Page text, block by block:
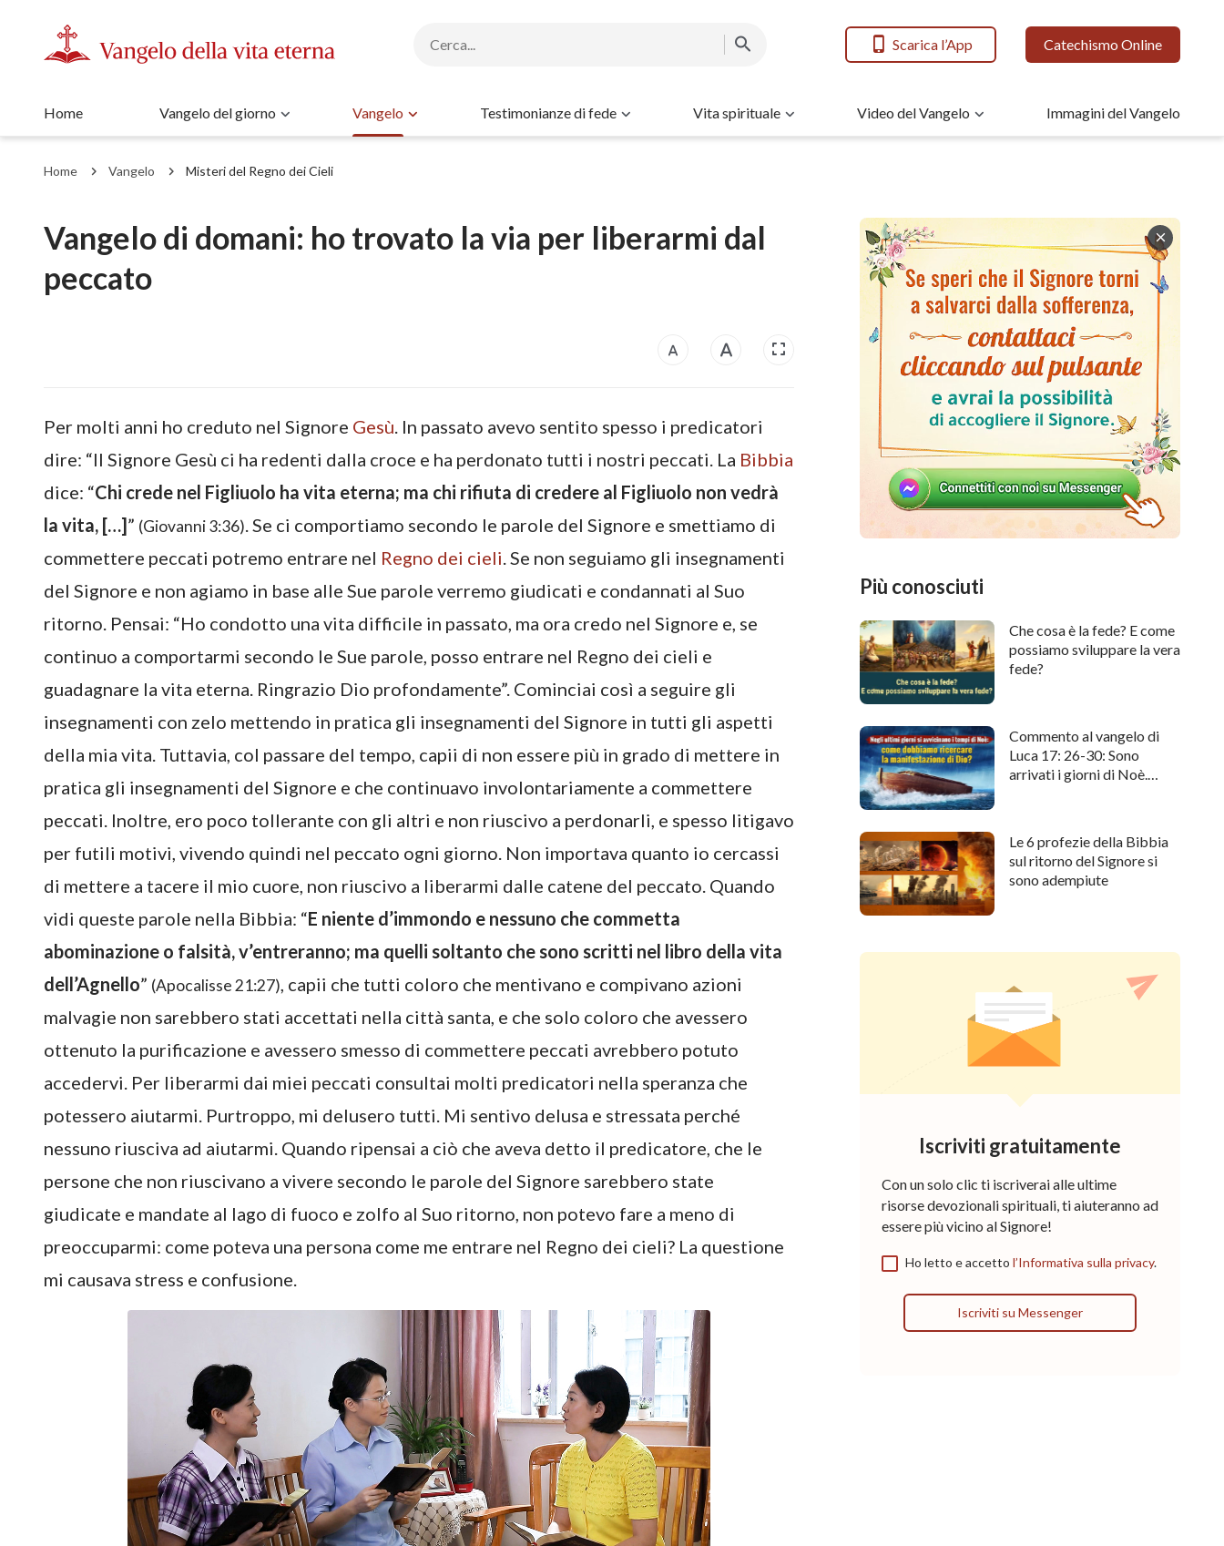
Scarica l’App Catechismo Online
Home Vangelo del giorno Vangelo Testimonianze di fede Vita spirituale Video del Vangelo Immagini del Vangelo
Home Vangelo Misteri del Regno dei Cieli
Vangelo di domani: ho trovato la via per liberarmi dal
peccato
Per molti anni ho creduto nel Signore Gesù. In passato avevo sentito spesso i predicatori
dire: “Il Signore Gesù ci ha redenti dalla croce e ha perdonato tutti i nostri peccati. La Bibbia
dice: “Chi crede nel Figliuolo ha vita eterna; ma chi rifiuta di credere al Figliuolo non vedrà
la vita, […]” (Giovanni 3:36). Se ci comportiamo secondo le parole del Signore e smettiamo di
commettere peccati potremo entrare nel Regno dei cieli. Se non seguiamo gli insegnamenti
del Signore e non agiamo in base alle Sue parole verremo giudicati e condannati al Suo
ritorno. Pensai: “Ho condotto una vita difficile in passato, ma ora credo nel Signore e, se
continuo a comportarmi secondo le Sue parole, posso entrare nel Regno dei cieli e
guadagnare la vita eterna. Ringrazio Dio profondamente”. Cominciai così a seguire gli
insegnamenti con zelo mettendo in pratica gli insegnamenti del Signore in tutti gli aspetti
della mia vita. Tuttavia, col passare del tempo, capii di non essere più in grado di mettere in
pratica gli insegnamenti del Signore e che continuavo involontariamente a commettere
peccati. Inoltre, ero poco tollerante con gli altri e non riuscivo a perdonarli, e spesso litigavo
per futili motivi, vivendo quindi nel peccato ogni giorno. Non importava quanto io cercassi
di mettere a tacere il mio cuore, non riuscivo a liberarmi dalle catene del peccato. Quando
vidi queste parole nella Bibbia: “E niente d’immondo e nessuno che commetta
abominazione o falsità, v’entreranno; ma quelli soltanto che sono scritti nel libro della vita
dell’Agnello” (Apocalisse 21:27), capii che tutti coloro che mentivano e compivano azioni
malvagie non sarebbero stati accettati nella città santa, e che solo coloro che avessero
ottenuto la purificazione e avessero smesso di commettere peccati avrebbero potuto
accedervi. Per liberarmi dai miei peccati consultai molti predicatori nella speranza che
potessero aiutarmi. Purtroppo, mi delusero tutti. Mi sentivo delusa e stressata perché
nessuno riusciva ad aiutarmi. Quando ripensai a ciò che aveva detto il predicatore, che le
persone che non riuscivano a vivere secondo le parole del Signore sarebbero state
giudicate e mandate al lago di fuoco e zolfo al Suo ritorno, non potevo fare a meno di
preoccuparmi: come poteva una persona come me entrare nel Regno dei cieli? La questione
mi causava stress e confusione.
Più conosciuti
Che cosa è la fede? E come
possiamo sviluppare la vera
fede?
Commento al vangelo di
Luca 17: 26-30: Sono
arrivati i giorni di Noè.
Le 6 profezie della Bibbia
sul ritorno del Signore si
sono adempiute
Iscriviti gratuitamente
Con un solo clic ti iscriverai alle ultime
risorse devozionali spirituali, ti aiuteranno ad
essere più vicino al Signore!
Ho letto e accetto l’Informativa sulla privacy.
Iscriviti su Messenger